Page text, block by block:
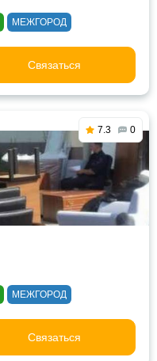
МЕЖГОРОД
Связаться
7.3 0
МЕЖГОРОД
Связаться